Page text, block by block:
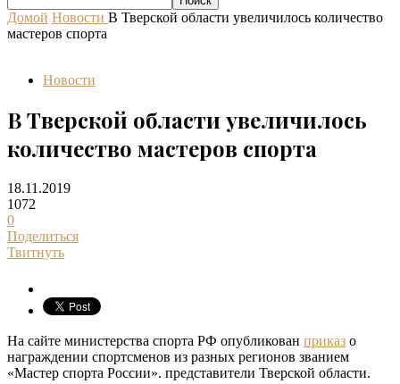
Домой Новости В Тверской области увеличилось количество
мастеров спорта
Новости
В Тверской области увеличилось
количество мастеров спорта
18.11.2019
1072
0
Поделиться
Твитнуть
На сайте министерства спорта РФ опубликован приказ о
награждении спортсменов из разных регионов званием
«Мастер спорта России». представители Тверской области.